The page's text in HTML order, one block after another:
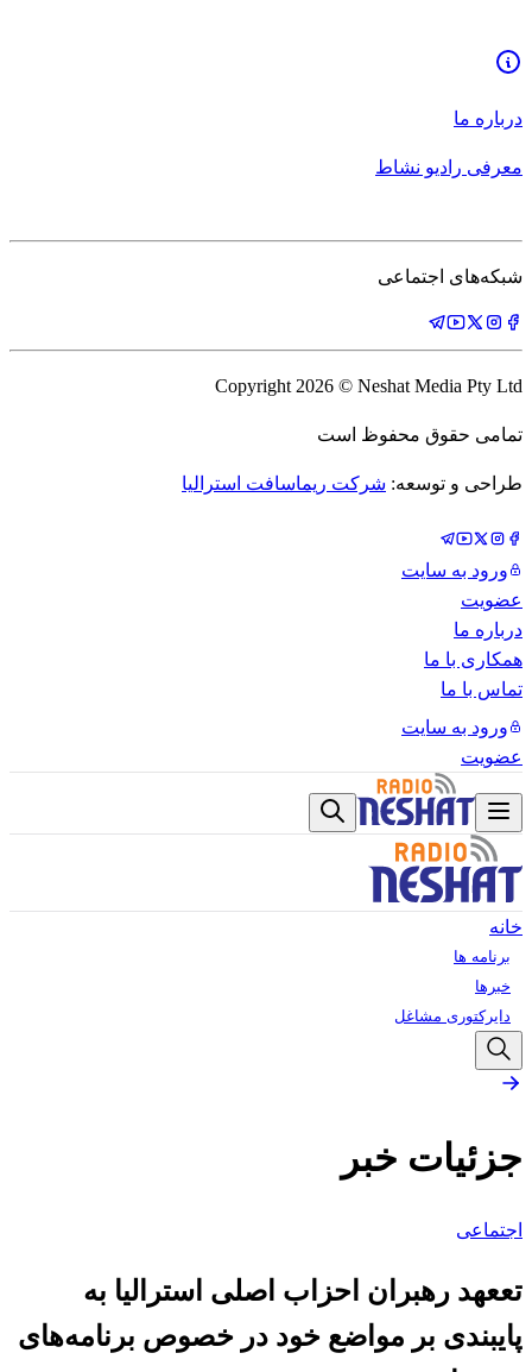
درباره ما
معرفی رادیو نشاط
شبکه‌های اجتماعی
Copyright 2026 © Neshat Media Pty Ltd
تمامی حقوق محفوظ است
طراحی و توسعه: شرکت ریماسافت استرالیا
ورود به سایت
عضویت
درباره ما
همکاری با ما
تماس با ما
ورود به سایت
عضویت
خانه
برنامه ها
خبرها
دایرکتوری مشاغل
جزئیات خبر
اجتماعی
تععهد رهبران احزاب اصلی استرالیا به
پایبندی بر مواضع خود در خصوص برنامه‌های